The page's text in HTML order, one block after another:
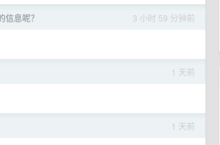
3 小时 59 分钟前
息呢？
1 天前
1 天前